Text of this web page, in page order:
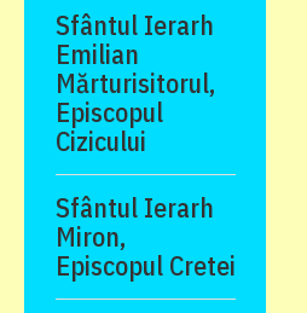
Sfântul Ierarh
Emilian
Mărturisitorul,
Episcopul
Cizicului
Sfântul Ierarh
Miron,
Episcopul Cretei